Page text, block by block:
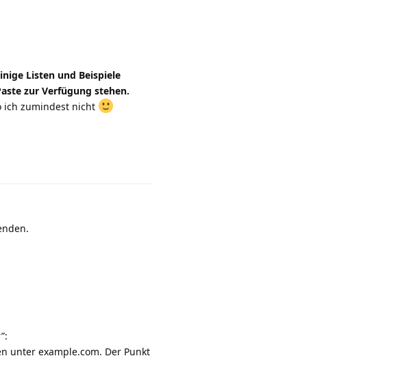
Listen und Beispiele
zur Verfügung stehen.
ich zumindest nicht
unter example.com. Der Punkt